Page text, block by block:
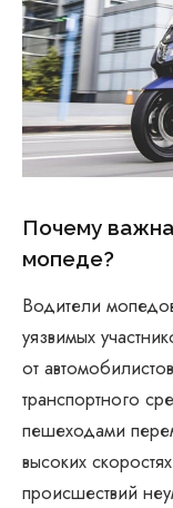
Почему
мопеде?
Водители
уязвимых
от
транспортного
пешеходами
высоких
происшествий